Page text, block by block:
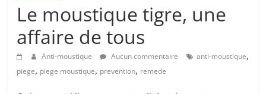
Le moustique tigre, une
affaire de tous
Anti-moustique Aucun commentaire anti-moustique,
piege, piege moustique, prevention, remede